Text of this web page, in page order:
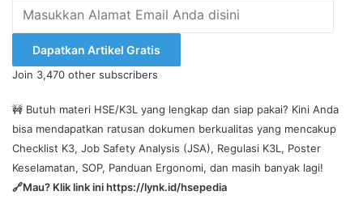
Alamat
Anda
disini
Dapatkan Artikel Gratis
Join 3,470 other subscribers
🚧 Butuh materi HSE/K3L yang lengkap dan siap pakai? Kini Anda
bisa mendapatkan ratusan dokumen berkualitas yang mencakup
Checklist K3, Job Safety Analysis (JSA), Regulasi K3L, Poster
Keselamatan, SOP, Panduan Ergonomi, dan masih banyak lagi!
🔗Mau? Klik link inihttps://lynk.id/hsepedia